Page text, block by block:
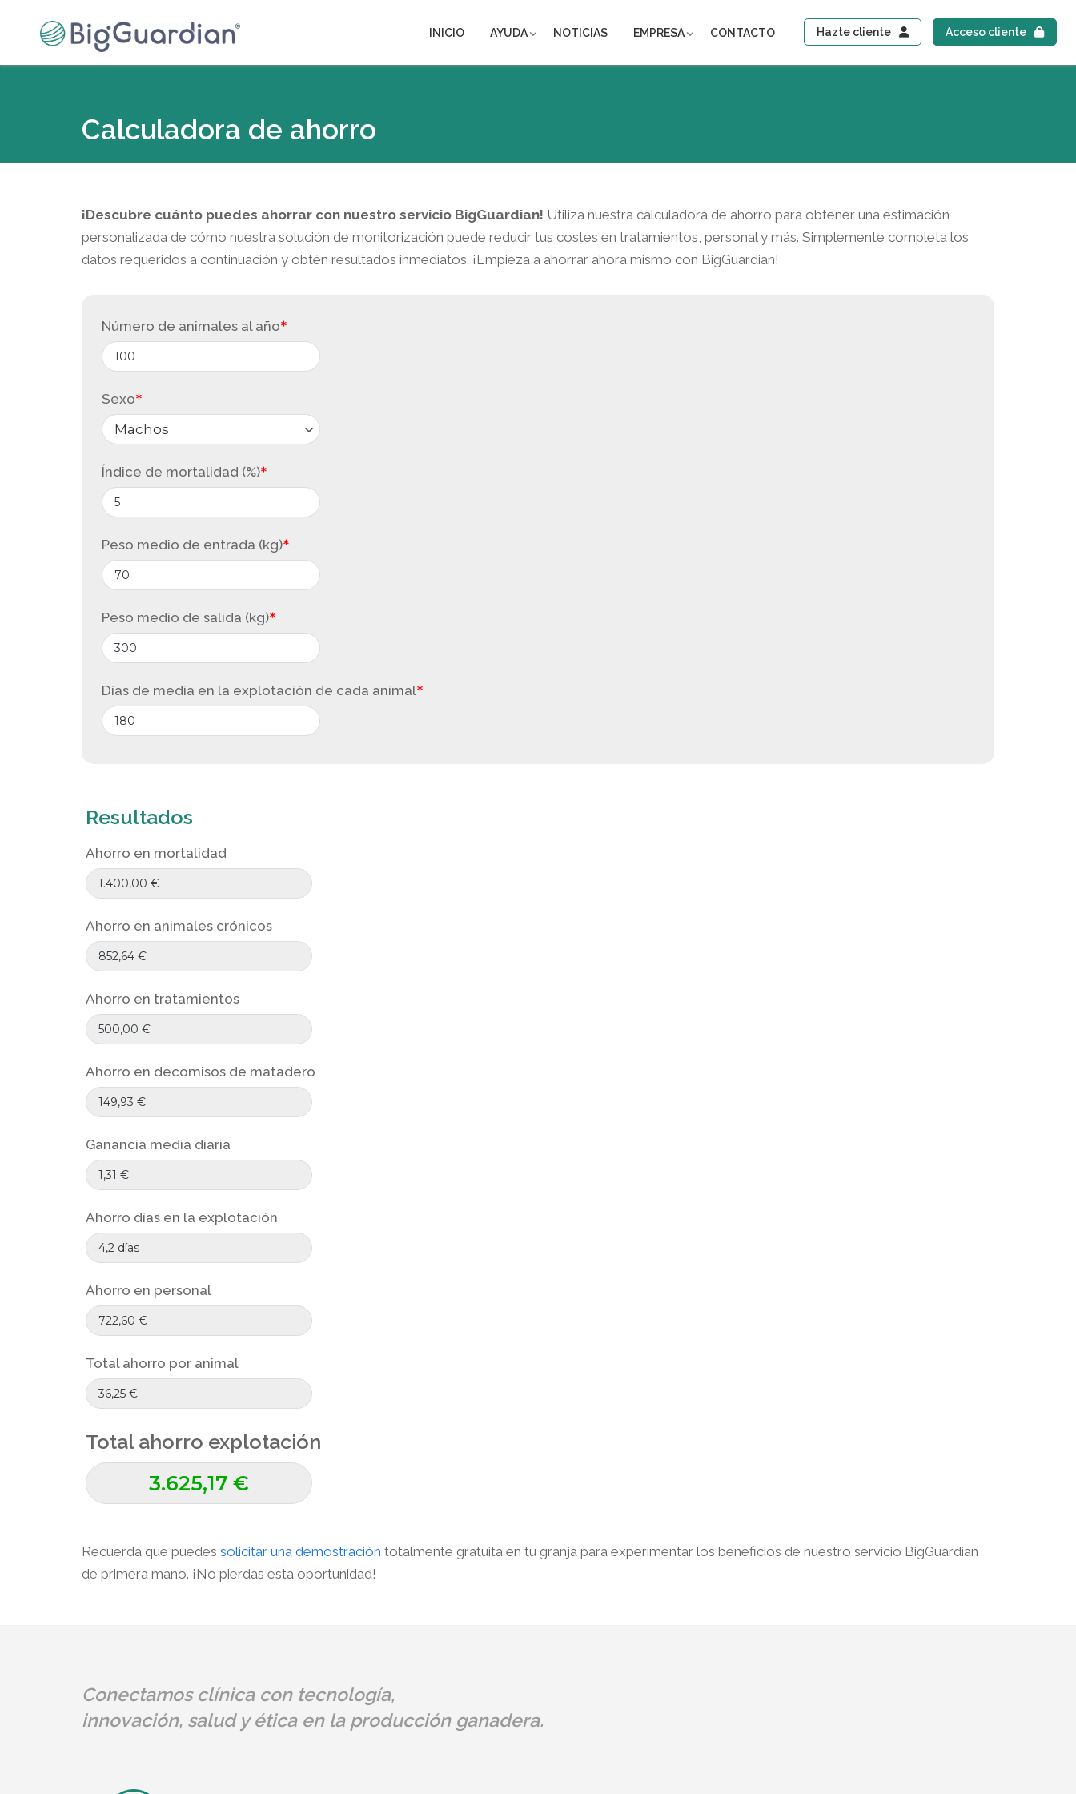
INICIO AYUDA NOTICIAS EMPRESA CONTACTO Hazte cliente Acceso cliente
Calculadora de ahorro
¡Descubre cuánto puedes ahorrar con nuestro servicio BigGuardian! Utiliza nuestra calculadora de ahorro para obtener una estimación
personalizada de cómo nuestra solución de monitorización puede reducir tus costes en tratamientos, personal y más. Simplemente completa los
datos requeridos a continuación y obtén resultados inmediatos. ¡Empieza a ahorrar ahora mismo con BigGuardian!
Número de animales al año*
Sexo*
Índice de mortalidad (%)*
Peso medio de entrada (kg)*
Peso medio de salida (kg)*
Días de media en la explotación de cada animal*
Resultados
Ahorro en mortalidad
Ahorro en animales crónicos
Ahorro en tratamientos
Ahorro en decomisos de matadero
Ganancia media diaria
Ahorro días en la explotación
Ahorro en personal
Total ahorro por animal
Total ahorro explotación
Recuerda que puedes solicitar una demostración totalmente gratuita en tu granja para experimentar los beneficios de nuestro servicio BigGuardian
de primera mano. ¡No pierdas esta oportunidad!
Conectamos clínica con tecnología,
innovación, salud y ética en la producción ganadera.